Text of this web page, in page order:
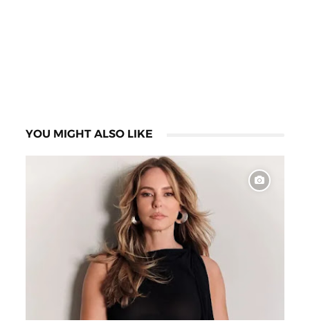
YOU MIGHT ALSO LIKE